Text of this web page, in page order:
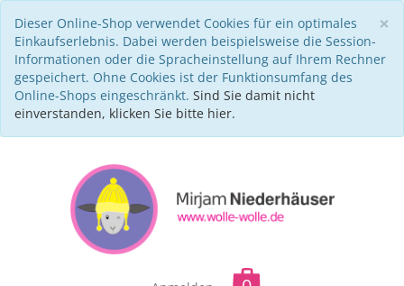
×
Dieser Online-Shop verwendet Cookies für ein optimales
Einkaufserlebnis. Dabei werden beispielsweise die Session-
Informationen oder die Spracheinstellung auf Ihrem Rechner
gespeichert. Ohne Cookies ist der Funktionsumfang des
Online-Shops eingeschränkt. Sind Sie damit nicht
einverstanden, klicken Sie bitte hier.